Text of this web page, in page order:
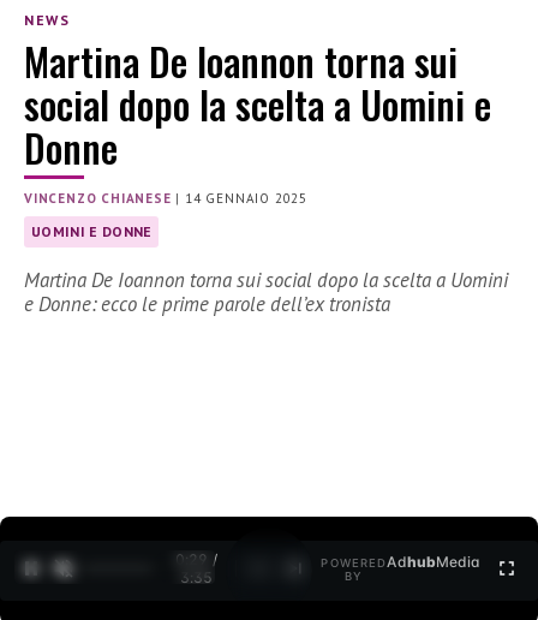
NEWS
Martina De Ioannon torna sui
social dopo la scelta a Uomini e
Donne
VINCENZO CHIANESE | 14 GENNAIO 2025
UOMINI E DONNE
Martina De Ioannon torna sui social dopo la scelta a Uomini
e Donne: ecco le prime parole dell’ex tronista
0:30 /
3:35
POWERED
BY
AdhubMedia